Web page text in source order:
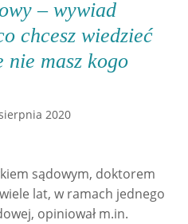
– wywiad
chcesz wiedzieć
nie masz kogo
2020
sądowym, doktorem
lat, w ramach jednego
opiniował m.in.